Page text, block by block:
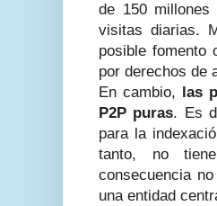
de 150
visitas diarias.
posible fomento
por derechos de
En cambio, las
P2P puras. Es
para la
tanto, no
consecuencia
una entidad